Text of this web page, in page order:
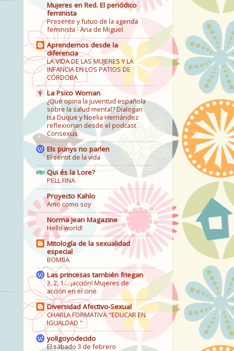
Mujeres en Red. El periódico
feminista
Presente y futuo de la agenda
feminista - Ana de Miguel
Aprendemos desde la
diferencia
LA VIDA DE LAS MUJERES Y LA
INFANCIA EN LOS PATIOS DE
CÓRDOBA
La Psico Woman
¿Qué opina la juventud española
sobre la salud mental? Dialogan
Isa Duque y Noelia Hernández
reflexionan desde el podcast
Consexus
Els punys no parlen
El sentit de la vida
Qui és la Lore?
PELL FINA
Proyecto Kahlo
Amo como soy
Norma Jean Magazine
Hello world!
Mitología de la sexualidad
especial
BOMBA
Las princesas también friegan
3, 2, 1… ¡acción! Mujeres de
acción en el cine
Diversidad Afectivo-Sexual
CHARLA FORMATIVA "EDUCAR EN
IGUALDAD "
yoligoyodecido
El sábado 3 de febrero